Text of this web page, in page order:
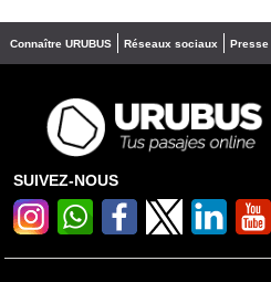
Connaître URUBUS Réseaux sociaux Presse
SUIVEZ-NOUS